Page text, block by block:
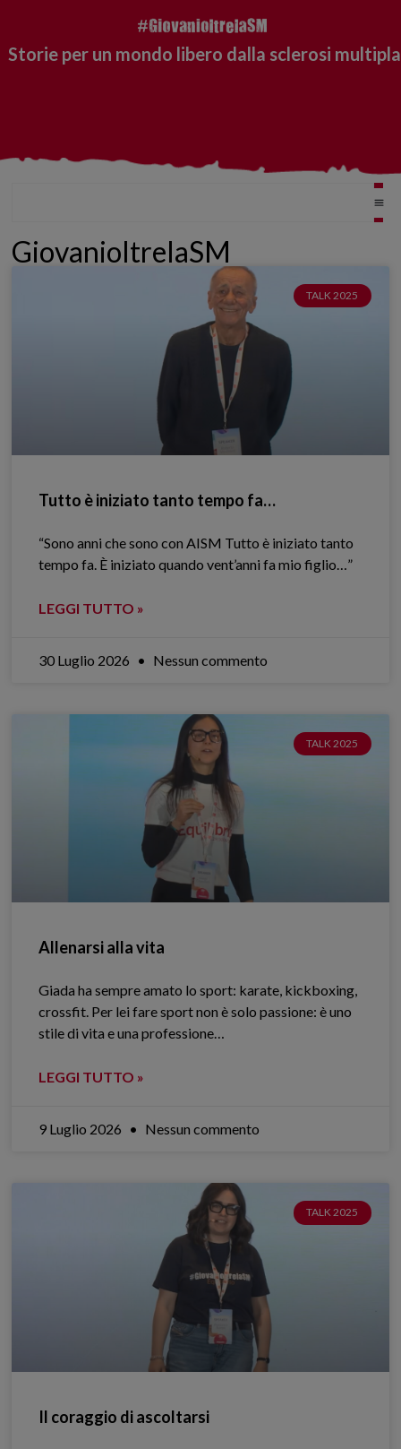
Storie per un mondo libero dalla sclerosi multipla
GiovanioltrelaSM
TALK 2025
Tutto è iniziato tanto tempo fa…
“Sono anni che sono con AISM Tutto è iniziato tanto
tempo fa. È iniziato quando vent’anni fa mio figlio…”
LEGGI TUTTO »
30 Luglio 2026 Nessun commento
TALK 2025
Allenarsi alla vita
Giada ha sempre amato lo sport: karate, kickboxing,
crossfit. Per lei fare sport non è solo passione: è uno
stile di vita e una professione…
LEGGI TUTTO »
9 Luglio 2026 Nessun commento
TALK 2025
Il coraggio di ascoltarsi